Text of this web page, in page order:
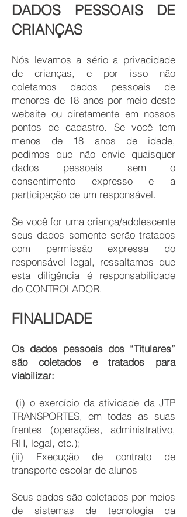
DADOS PESSOAIS DE
CRIANÇAS
Nós levamos a sério a privacidade
de crianças, e por isso não
coletamos dados pessoais de
menores de 18 anos por meio deste
website ou diretamente em nossos
pontos de cadastro. Se você tem
menos de 18 anos de idade,
pedimos que não envie quaisquer
dados pessoais sem o
consentimento expresso e a
participação de um responsável.
Se você for uma criança/adolescente
seus dados somente serão tratados
com permissão expressa do
responsável legal, ressaltamos que
esta diligência é responsabilidade
do CONTROLADOR.
FINALIDADE
Os dados pessoais dos “Titulares”
são coletados e tratados para
viabilizar:
(i) o exercício da atividade da JTP
TRANSPORTES, em todas as suas
frentes (operações, administrativo,
RH, legal, etc.);
(ii) Execução de contrato de
transporte escolar de alunos
Seus dados são coletados por meios
de sistemas de tecnologia da